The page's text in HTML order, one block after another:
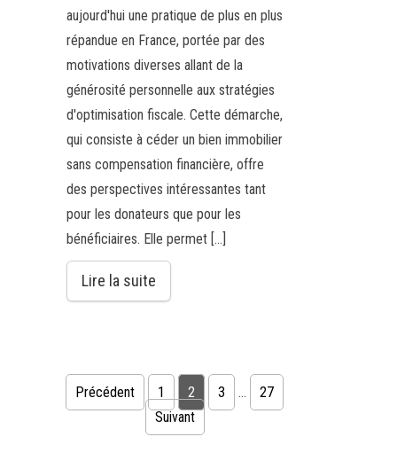
aujourd'hui une pratique de plus en plus
répandue en France, portée par des
motivations diverses allant de la
générosité personnelle aux stratégies
d'optimisation fiscale. Cette démarche,
qui consiste à céder un bien immobilier
sans compensation financière, offre
des perspectives intéressantes tant
pour les donateurs que pour les
bénéficiaires. Elle permet […]
Lire la suite
Pagination des publications
Précédent 1 2 3 …
27
Suivant